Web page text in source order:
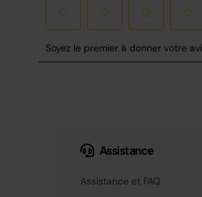
Assistance
Assistance et FAQ